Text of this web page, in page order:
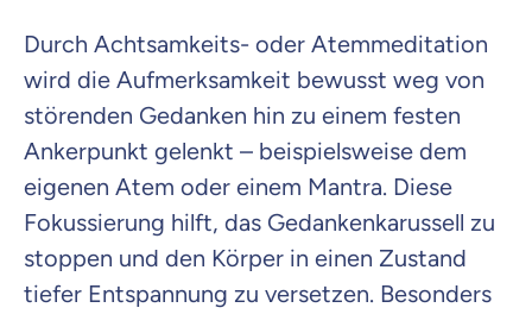
Durch Achtsamkeits- oder Atemmeditation
wird die Aufmerksamkeit bewusst weg von
störenden Gedanken hin zu einem festen
Ankerpunkt gelenkt – beispielsweise dem
eigenen Atem oder einem Mantra. Diese
Fokussierung hilft, das Gedankenkarussell zu
stoppen und den Körper in einen Zustand
tiefer Entspannung zu versetzen. Besonders